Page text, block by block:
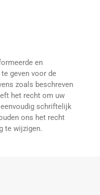
en
geven voor de
zoals beschreven
het recht om uw
schriftelijk
ons het recht
te wijzigen.